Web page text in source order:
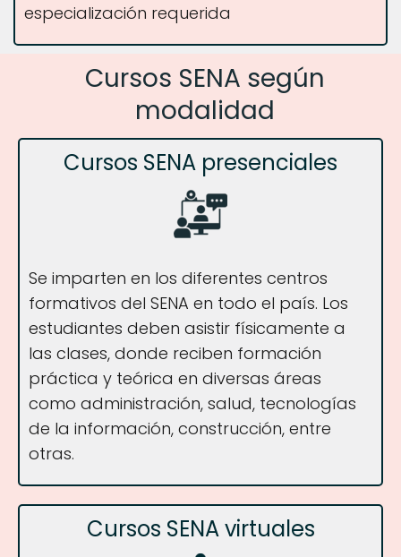
especialización requerida
Cursos SENA según
modalidad
Cursos SENA presenciales
Se imparten en los diferentes centros
formativos del SENA en todo el país. Los
estudiantes deben asistir físicamente a
las clases, donde reciben formación
práctica y teórica en diversas áreas
como administración, salud, tecnologías
de la información, construcción, entre
otras.
Cursos SENA virtuales